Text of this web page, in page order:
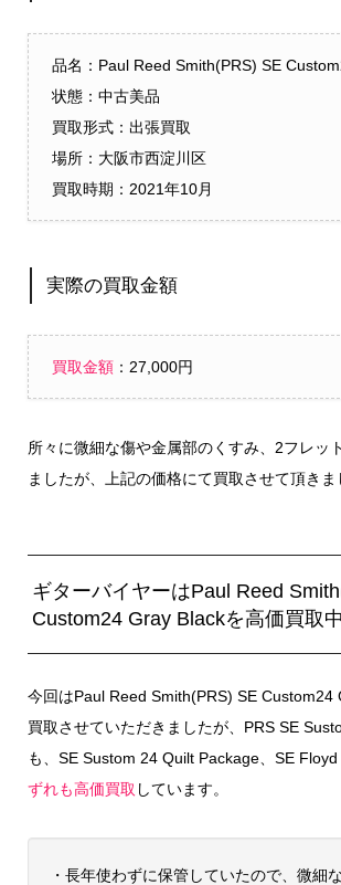
品名：Paul Reed Smith(PRS) SE
状態：中古美品
買取形式：出張買取
場所： 大阪市西淀川区
買取時期：2021年10月
実際の買取金額
買取金額：27,000円
所々に微細な傷や金属部のくすみ、2フレッ
ましたが、上記の価格にて買取させて頂きま
ギターバイヤーはPaul Reed
Custom24 Gray Blackを高価買取
今回はPaul Reed Smith(PRS) SE Custom24
買取させていただきましたが、PRS SE
も、SE Sustom 24 Quilt Package、SE Floyd
ずれも高価買取 しています。
・長年使わずに保管していたので、微細